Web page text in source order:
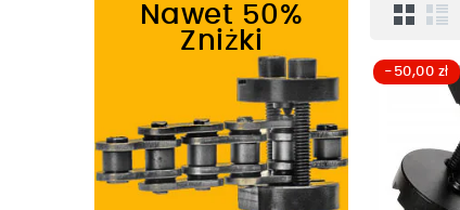
Nawet 50%
Zniżki
-50,00 zł